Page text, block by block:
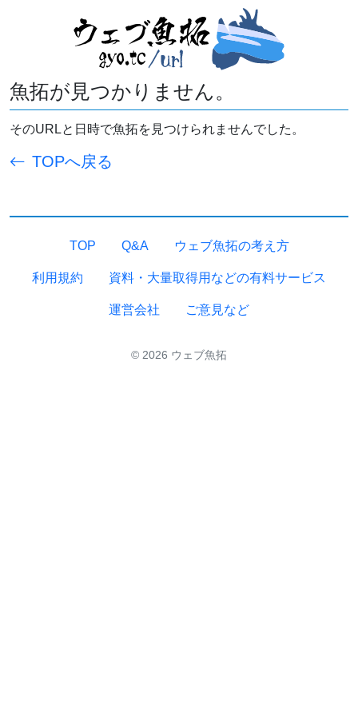
魚拓が見つかりません。
そのURLと日時で魚拓を見つけられませんでした。
TOPへ戻る
TOP Q&A ウェブ魚拓の考え方
利用規約 資料・大量取得用などの有料サービス
運営会社 ご意見など
© 2026 ウェブ魚拓